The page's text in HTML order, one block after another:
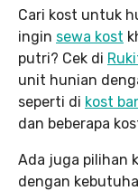
Cari kost untuk
ingin sewa kost
putri? Cek di
unit hunian
seperti di kost
dan beberapa
Ada juga pilihan
dengan